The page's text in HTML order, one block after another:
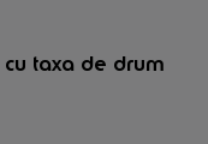
taxa de drum